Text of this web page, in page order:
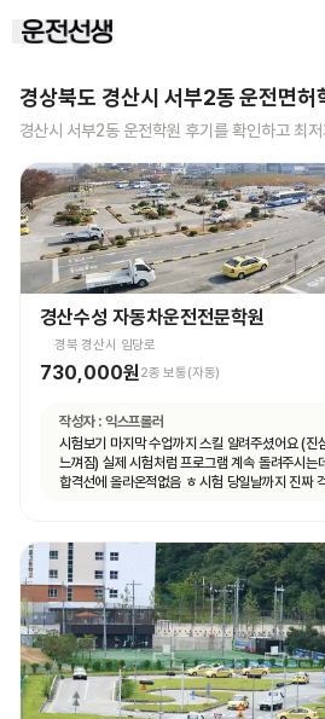
경상북도 경산시 서부2동운전면허
경산시 서부2동 운전학원 후기를 확인하고 최
경산수성 자동차운전전문학원
경북 경산시 임당로
730,000원2종 보통(자동)
작성자 : 익스프롤러
시험보기 마지막 수업까지 스킬 알려주셨어요 (진
느껴짐) 실제 시험처럼 프로그램 계속 돌려주시는
합격선에 올라온적없음 ㅎ 시험 당일날까지 진짜